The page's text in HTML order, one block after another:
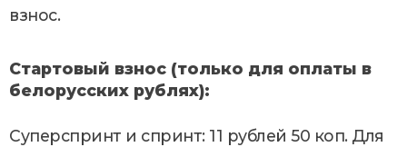
взнос.
Стартовый взнос (только для оплаты в
белорусских рублях):
Суперспринт и спринт: 11 рублей 50 коп. Для